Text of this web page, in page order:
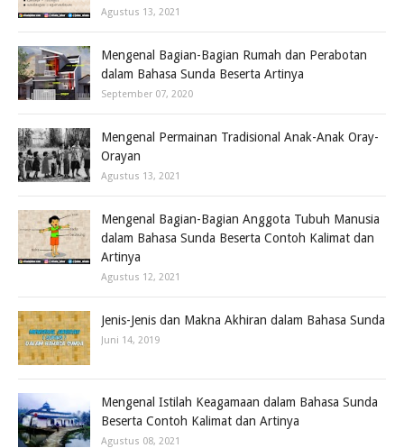
Agustus 13, 2021
Mengenal Bagian-Bagian Rumah dan Perabotan
dalam Bahasa Sunda Beserta Artinya
September 07, 2020
Mengenal Permainan Tradisional Anak-Anak Oray-
Orayan
Agustus 13, 2021
Mengenal Bagian-Bagian Anggota Tubuh Manusia
dalam Bahasa Sunda Beserta Contoh Kalimat dan
Artinya
Agustus 12, 2021
Jenis-Jenis dan Makna Akhiran dalam Bahasa Sunda
Juni 14, 2019
Mengenal Istilah Keagamaan dalam Bahasa Sunda
Beserta Contoh Kalimat dan Artinya
Agustus 08, 2021